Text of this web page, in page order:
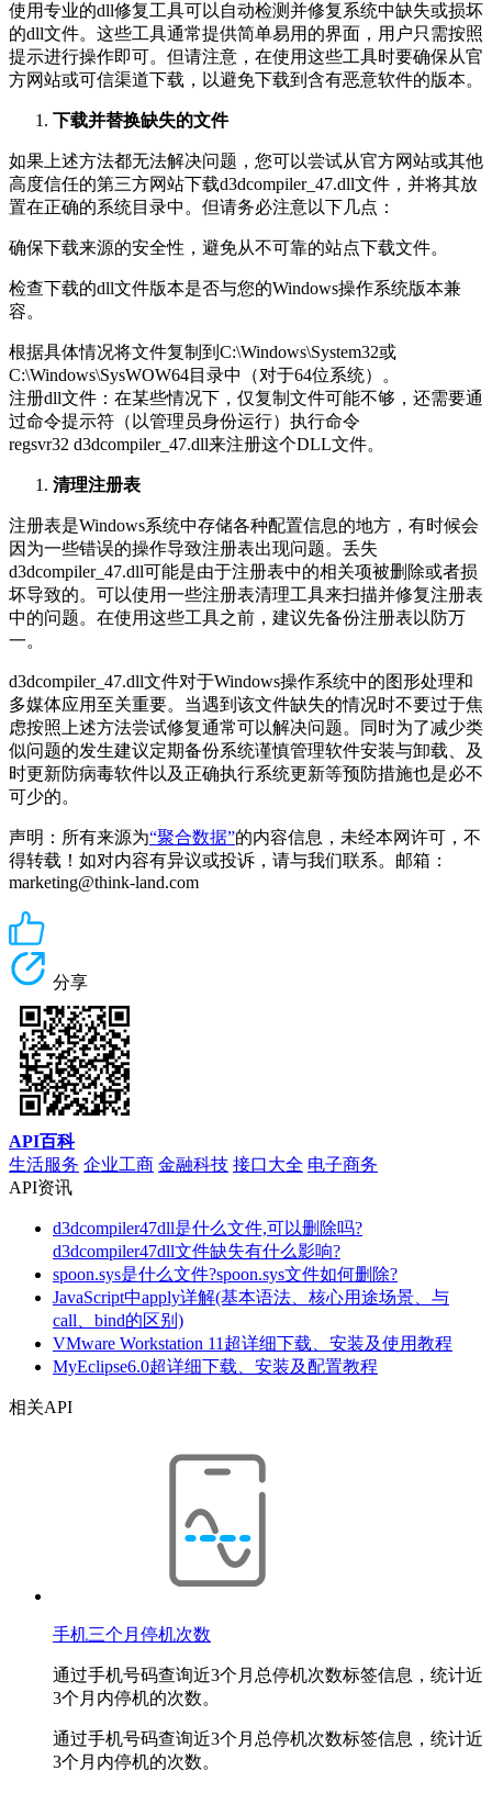
使用专业的dll修复工具可以自动检测并修复系统中缺失或损坏
的dll文件。这些工具通常提供简单易用的界面，用户只需按照
提示进行操作即可。但请注意，在使用这些工具时要确保从官
方网站或可信渠道下载，以避免下载到含有恶意软件的版本。
下载并替换缺失的文件
如果上述方法都无法解决问题，您可以尝试从官方网站或其他
高度信任的第三方网站下载d3dcompiler_47.dll文件，并将其放
置在正确的系统目录中。但请务必注意以下几点：
确保下载来源的安全性，避免从不可靠的站点下载文件。
检查下载的dll文件版本是否与您的Windows操作系统版本兼
容。
根据具体情况将文件复制到C:\Windows\System32或
C:\Windows\SysWOW64目录中（对于64位系统）。
注册dll文件：在某些情况下，仅复制文件可能不够，还需要通
过命令提示符（以管理员身份运行）执行命令
regsvr32 d3dcompiler_47.dll来注册这个DLL文件。
清理注册表
注册表是Windows系统中存储各种配置信息的地方，有时候会
因为一些错误的操作导致注册表出现问题。丢失
d3dcompiler_47.dll可能是由于注册表中的相关项被删除或者损
坏导致的。可以使用一些注册表清理工具来扫描并修复注册表
中的问题。在使用这些工具之前，建议先备份注册表以防万
一。
d3dcompiler_47.dll文件对于Windows操作系统中的图形处理和
多媒体应用至关重要。当遇到该文件缺失的情况时不要过于焦
虑按照上述方法尝试修复通常可以解决问题。同时为了减少类
似问题的发生建议定期备份系统谨慎管理软件安装与卸载、及
时更新防病毒软件以及正确执行系统更新等预防措施也是必不
可少的。
声明：所有来源为“聚合数据”的内容信息，未经本网许可，不
得转载！如对内容有异议或投诉，请与我们联系。邮箱：
marketing@think-land.com
分享
API百科
生活服务 企业工商 金融科技 接口大全 电子商务
API资讯
d3dcompiler47dll是什么文件,可以删除吗?
d3dcompiler47dll文件缺失有什么影响?
spoon.sys是什么文件?spoon.sys文件如何删除?
JavaScript中apply详解(基本语法、核心用途场景、与
call、bind的区别)
VMware Workstation 11超详细下载、安装及使用教程
MyEclipse6.0超详细下载、安装及配置教程
相关API
手机三个月停机次数
通过手机号码查询近3个月总停机次数标签信息，统计近
3个月内停机的次数。
通过手机号码查询近3个月总停机次数标签信息，统计近
3个月内停机的次数。